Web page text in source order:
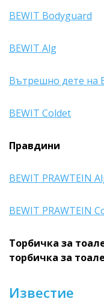
BEWIT Bodyguard
BEWIT Alg
Вътрешно дете на
BEWIT Coldet
Правдини
BEWIT PRAWTEIN
BEWIT PRAWTEIN
Торбичка за
торбичка за
Известие